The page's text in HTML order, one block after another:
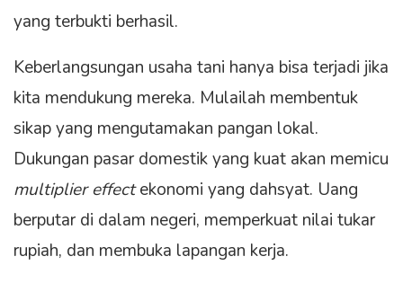
yang terbukti berhasil.
Keberlangsungan usaha tani hanya bisa terjadi jika
kita mendukung mereka. Mulailah membentuk
sikap yang mengutamakan pangan lokal.
Dukungan pasar domestik yang kuat akan memicu
multiplier effectekonomi yang dahsyat. Uang
berputar di dalam negeri, memperkuat nilai tukar
rupiah, dan membuka lapangan kerja.